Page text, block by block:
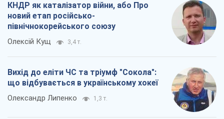
КНДР як каталізатор війни, або Про
новий етап російсько-
північнокорейського союзу
Олексій Кущ 3,4 т.
Вихід до еліти ЧС та тріумф "Сокола":
що відбувається в українському хокеї
Олександр Липенко 1,3 т.